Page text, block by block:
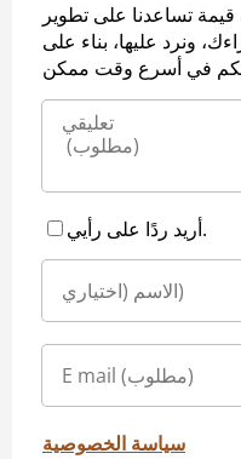
قيمة تساعدنا على تطوير
ونرد عليها، بناء على
أريد ردًا على رأيي.
سياسة الخصوصية